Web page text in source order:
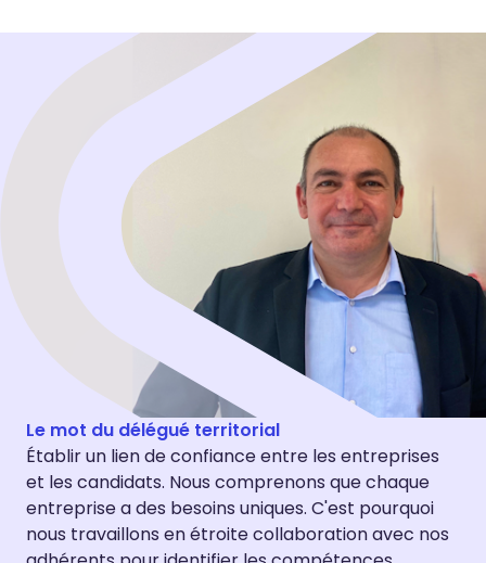
Le mot du délégué territorial
Établir un lien de confiance entre les entreprises
et les candidats. Nous comprenons que chaque
entreprise a des besoins uniques. C'est pourquoi
nous travaillons en étroite collaboration avec nos